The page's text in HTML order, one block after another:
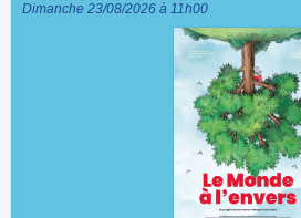
Dimanche 23/08/2026 à 11h00